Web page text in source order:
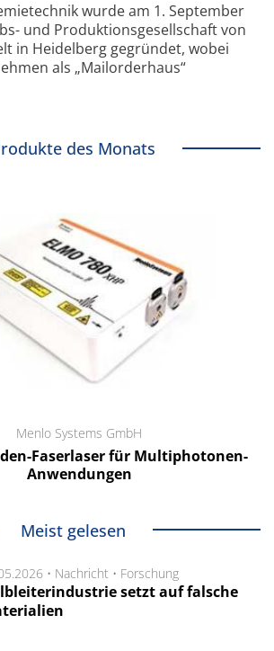
wurde am 1. September
und Produktionsgesellschaft von
in Heidelberg gegründet, wobei
als „Mailorderhaus“
des Monats
Menlo Systems GmbH
Faserlaser für Multiphotonen-
Anwendungen
Meist gelesen
• Nachricht • Forschung
setzt auf falsche